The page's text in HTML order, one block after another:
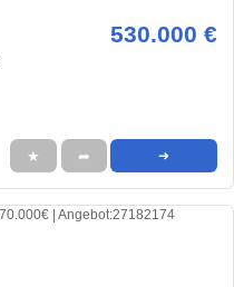
530.000 €
★ ➦ ➜